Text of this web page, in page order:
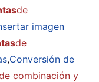
de
imagen
de
,Conversión de
combinación y